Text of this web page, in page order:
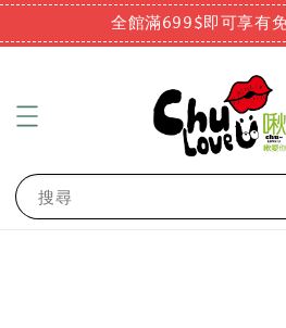
全館滿699$即可享有
搜尋